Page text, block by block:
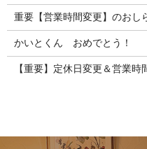
重要【営業時間変更】のおし
かいとくん おめでとう！
【重要】定休日変更＆営業